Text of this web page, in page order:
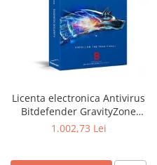
Apple AirTag
Inele Smart
Ochelari Smart
Smartphone IPhone
Sisteme PC & Periferice
Licenta electronica Antivirus
Bitdefender GravityZone
Business Security, 5 useri, 2
1.002,73 Lei